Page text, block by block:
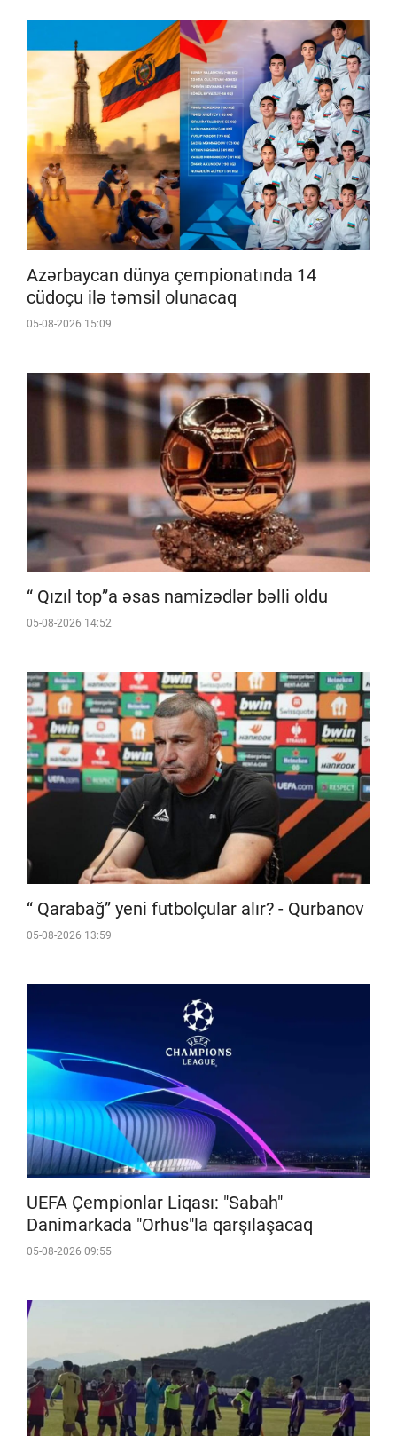
Azərbaycan dünya çempionatında 14
cüdoçu ilə təmsil olunacaq
05-08-2026 15:09
“ Qızıl top”a əsas namizədlər bəlli oldu
05-08-2026 14:52
“ Qarabağ” yeni futbolçular alır? - Qurbanov
05-08-2026 13:59
UEFA Çempionlar Liqası: "Sabah"
Danimarkada "Orhus"la qarşılaşacaq
05-08-2026 09:55